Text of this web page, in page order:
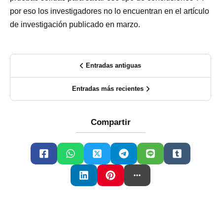
por eso los investigadores no lo encuentran en el artículo
de investigación publicado en marzo.
Entradas antiguas
Entradas más recientes
Compartir